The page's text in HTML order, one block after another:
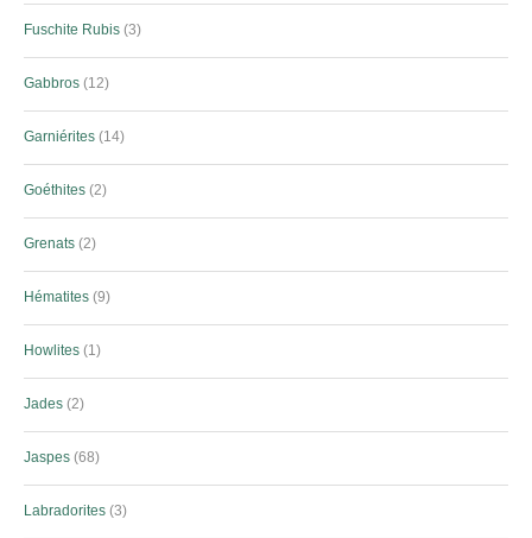
Fuschite Rubis 3
Gabbros 12
Garniérites 14
Goéthites 2
Grenats 2
Hématites 9
Howlites 1
Jades 2
Jaspes 68
Labradorites 3